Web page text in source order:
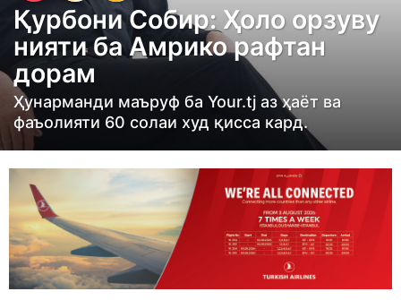
a
r
s
a
g
5
e
a
r
s
Қурбони Собир: Ҳоло орзуву
нияти ба Амрико рафтан
дорам
Ҳунарманди маъруф ба Your.tj аз ҳаёт ва
фаъолияти 60 солаи худ қисса кард.